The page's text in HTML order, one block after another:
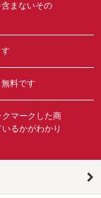
まないその
料です
マークした商
るかがわかり